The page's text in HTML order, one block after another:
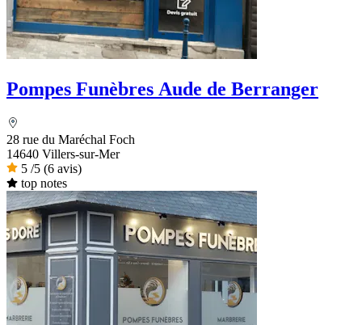
Pompes Funèbres Aude de Berranger
28 rue du Maréchal Foch
14640 Villers-sur-Mer
5 /5 (6 avis)
top notes